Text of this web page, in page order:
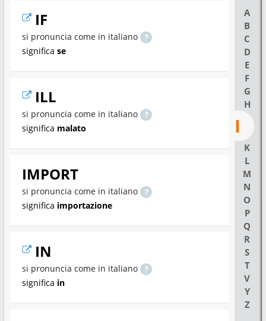
A
B
C
D
E
F
G
H
I
K
L
M
N
O
P
Q
R
S
T
V
Y
Z
IF
si pronuncia come in italiano
significa se
ILL
si pronuncia come in italiano
significa malato
IMPORT
si pronuncia come in italiano
significa importazione
IN
si pronuncia come in italiano
significa in